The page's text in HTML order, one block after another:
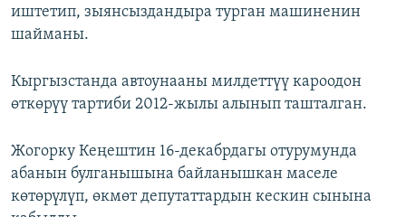
иштетип, зыянсыздандыра турган машиненин
шайманы.
Кыргызстанда автоунааны милдеттүү кароодон
өткөрүү тартиби 2012-жылы алынып ташталган.
Жогорку Кеңештин 16-декабрдагы отурумунда
абанын булганышына байланышкан маселе
көтөрүлүп, өкмөт депутаттардын кескин сынына